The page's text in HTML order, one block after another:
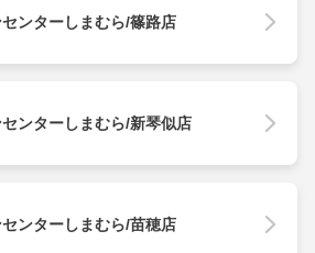
ンターしまむら/篠路店
ンターしまむら/新琴似店
ンターしまむら/苗穂店